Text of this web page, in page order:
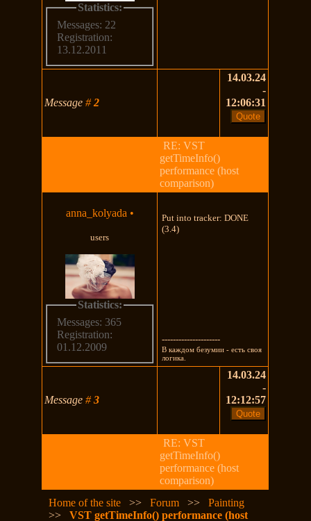
Statistics:
Messages: 22
Registration:
13.12.2011
Message#2
14.03.24
-
12:06:31
RE: VST
getTimeInfo()
performance (host
comparison)
anna_kolyada •
users
Statistics:
Messages: 365
Registration:
01.12.2009
Put into tracker: DONE
(3.4)
---------------------
В каждом безумии - есть своя
логика.
Message#3
14.03.24
-
12:12:57
RE: VST
getTimeInfo()
performance (host
comparison)
Home of the site
>>Forum >>Painting
>>VST getTimeInfo() performance (host